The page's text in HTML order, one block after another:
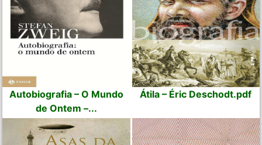
Autobiografia – O Mundo
de Ontem –...
Átila – Éric Deschodt.pdf